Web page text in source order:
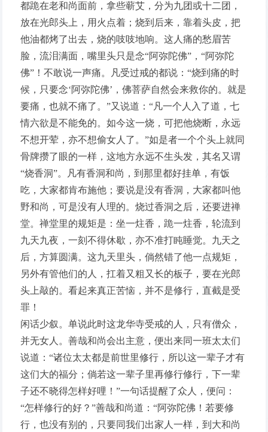
都跪在老和尚面前，拿些蕲艾，分为九团或十二团，
放在光郎头上，用火点着；烧到后来，靠着头皮，把
他油都烤了出去，烧的吱吱地响。这人痛的愁眉苦
脸，流泪满面，嘴里头只是念“阿弥陀佛”，“阿弥陀
佛”！不敢说一声痛。凡受过戒的都说：“烧到痛的时
候，只要念‘阿弥陀佛’，佛菩萨自然会来救你的。就是
要痛，也就不痛了。”又说道：“凡一个人入了道，七
情六欲是不能免的。如今这一烧，可把他烧断，永远
不想开荤，亦不想偷女人了。”如是者一个个头上就同
骨牌攒了眼的一样，这地方永远不生头发，其名又谓
“烧香洞”。凡有香洞和尚，到那里都好挂单，有饭
吃，大家都肯布施他；要说是没有香洞，大家都叫他
野和尚，可是没有人理的。烧过香洞之后，还要进禅
堂。禅堂里的规矩是：坐一炷香，跪一炷香，轮流到
九天九夜，一刻不得休歇，亦不准打盹睡觉。九天之
后，方算圆满。这九天里头，倘然错了他一点规矩，
另外有管他们的人，扛着又粗又长的板子，要在光郎
头上敲的。看起来真正苦恼，并不是修行，直截是受
罪！
闲话少叙。单说此时这龙华寺受戒的人，只有僧众，
并无女人。善哉和尚会出主意，便出来同一班太太们
说道：“诸位太太都是前世里修行，所以这一辈子才有
这们大的福分；倘若这一辈子里再修行修行，下一辈
子还不晓得怎样好哩！”一句话提醒了众人，便问：
“怎样修行的好？”善哉和尚道：“阿弥陀佛！若要修
行，也没有别的，只要同我们出家人一样，到大和尚